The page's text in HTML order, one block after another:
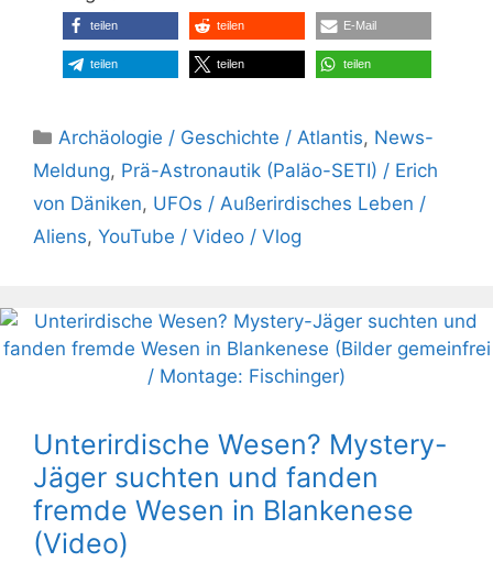
teilen teilen E-Mail
teilen teilen teilen
Kategorien
Archäologie / Geschichte / Atlantis, News-
Meldung, Prä-Astronautik (Paläo-SETI) / Erich
von Däniken, UFOs / Außerirdisches Leben /
Aliens, YouTube / Video / Vlog
Unterirdische Wesen? Mystery-
Jäger suchten und fanden
fremde Wesen in Blankenese
(Video)